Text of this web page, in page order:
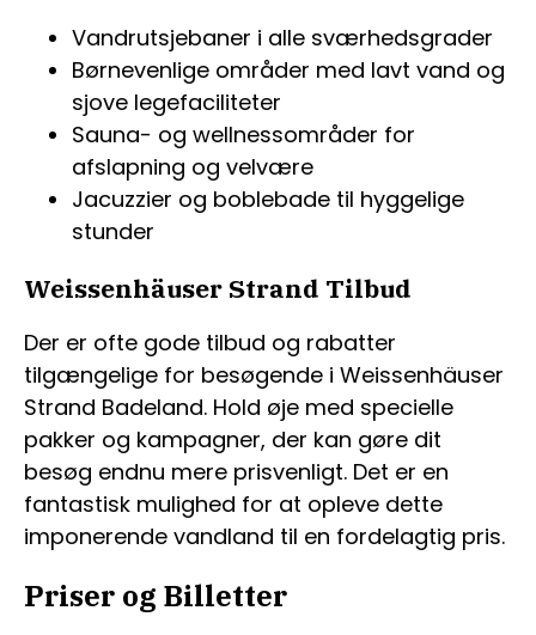
Vandrutsjebaner i alle sværhedsgrader
Børnevenlige områder med lavt vand og
sjove legefaciliteter
Sauna- og wellnessområder for
afslapning og velvære
Jacuzzier og boblebade til hyggelige
stunder
Weissenhäuser Strand Tilbud
Der er ofte gode tilbud og rabatter
tilgængelige for besøgende i Weissenhäuser
Strand Badeland. Hold øje med specielle
pakker og kampagner, der kan gøre dit
besøg endnu mere prisvenligt. Det er en
fantastisk mulighed for at opleve dette
imponerende vandland til en fordelagtig pris.
Priser og Billetter